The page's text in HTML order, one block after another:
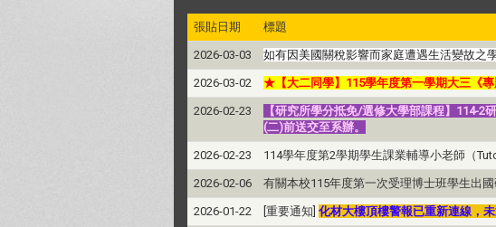
張貼日期 標題
2026-03-03 如有因美國關稅影響而家庭遭遇生活變故之
2026-03-02 ★【大二同學】115學年度第一學期大三《
2026-02-23
【研究所學分抵免/選修大學部課程】114-2
(二)前送交至系辦。
2026-02-23 114學年度第2學期學生課業輔導小老師（
2026-02-06 有關本校115年度第一次受理博士班學生出
2026-01-22 [重要通知] 化材大樓頂樓警報已重新連線，